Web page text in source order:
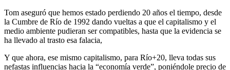
Tom aseguró que hemos estado perdiendo 20 años el tiempo, desde
la Cumbre de Río de 1992 dando vueltas a que el capitalismo y el
medio ambiente pudieran ser compatibles, hasta que la evidencia se
ha llevado al trasto esa falacia,
Y que ahora, ese mismo capitalismo, para Río+20, lleva todas sus
nefastas influencias hacia la “economía verde”, poniéndole precio de